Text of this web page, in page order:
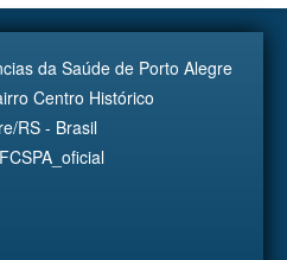
da Saúde de Porto Alegre
Centro Histórico
RS - Brasil